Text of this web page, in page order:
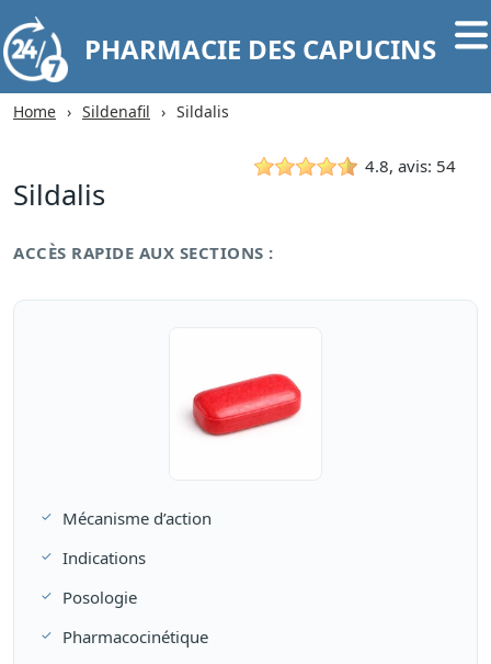
PHARMACIE DES CAPUCINS
Home Sildenafil Sildalis
Sildalis
ACCÈS RAPIDE AUX SECTIONS :
Mécanisme d’action
Indications
Posologie
Pharmacocinétique
4.8, avis: 54